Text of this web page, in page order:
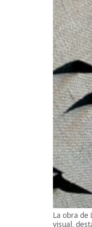
La obra de
visual,